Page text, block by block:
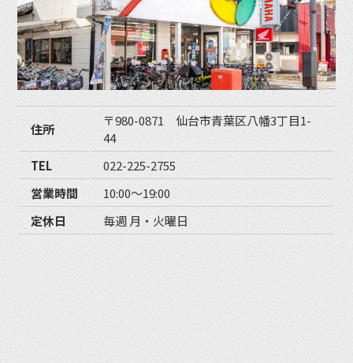
住所
〒980-0871 仙台市青葉区八幡3丁目1-
44
TEL
022-225-2755
営業時間
10:00〜19:00
定休日
毎週 月・火曜日